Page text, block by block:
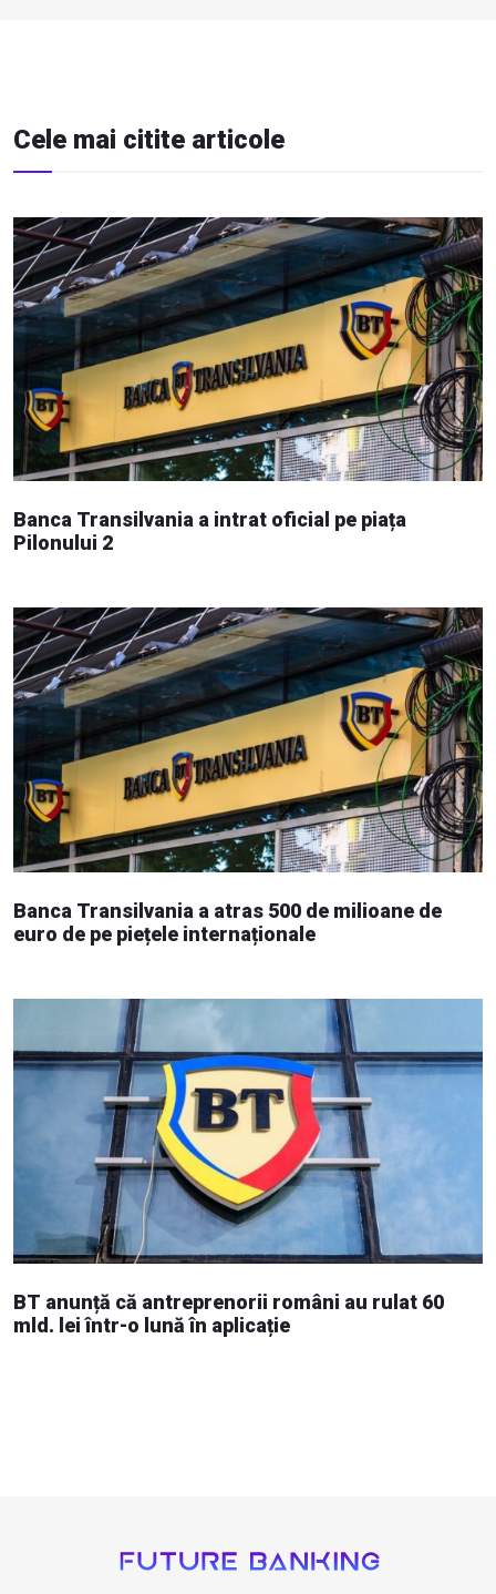
Cele mai citite articole
Banca Transilvania a intrat oficial pe piața
Pilonului 2
Banca Transilvania a atras 500 de milioane de
euro de pe piețele internaționale
BT anunță că antreprenorii români au rulat 60
mld. lei într-o lună în aplicație